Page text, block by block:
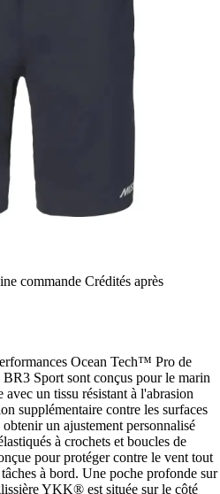
commande Crédités après
Ocean Tech™ Pro de
Sport sont conçus pour le marin
avec un tissu résistant à l'abrasion
supplémentaire contre les surfaces
un ajustement personnalisé
à crochets et boucles de
pour protéger contre le vent tout
à bord. Une poche profonde sur
YKK® est située sur le côté